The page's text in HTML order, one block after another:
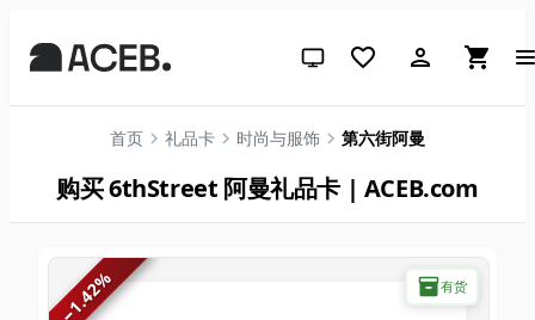
跟随系统（点击切换到浅色）
首页 礼品卡 时尚与服饰 第六街阿曼
购买 6thStreet 阿曼礼品卡 | ACEB.com
有货
−
1.42
%